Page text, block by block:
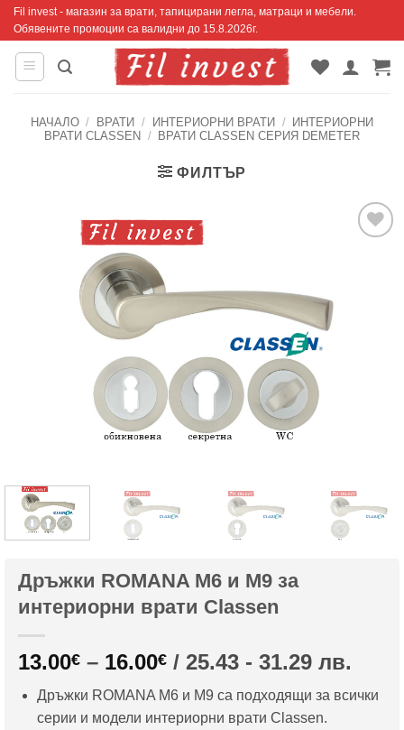
Skip
content
Fil invest - магазин за врати, тапицирани легла, матраци и мебели.
Обявените промоции са валидни до 15.8.2026г.
НАЧАЛО / ВРАТИ / ИНТЕРИОРНИ ВРАТИ /
ИНТЕРИОРНИ
ВРАТИ CLASSEN / ВРАТИ CLASSEN СЕРИЯ DEMETER
ФИЛТЪР
Дръжки ROMANA M6 и M9 за
интериорни врати Classen
13.00€ – 16.00€Price
13.00€
/ 25.43 - 31.29 лв.
Дръжки ROMANA M6 и M9 са подходящи за всички
серии и модели интериорни врати Classen.